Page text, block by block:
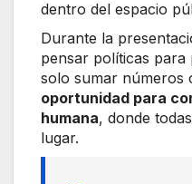
dentro del espacio
Durante la
pensar políticas para
solo sumar números
oportunidad para
humana, donde
lugar.